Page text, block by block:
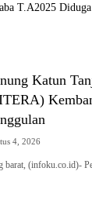
T.A2025
Katun
4, 2026
barat, (infoku.co.id)-